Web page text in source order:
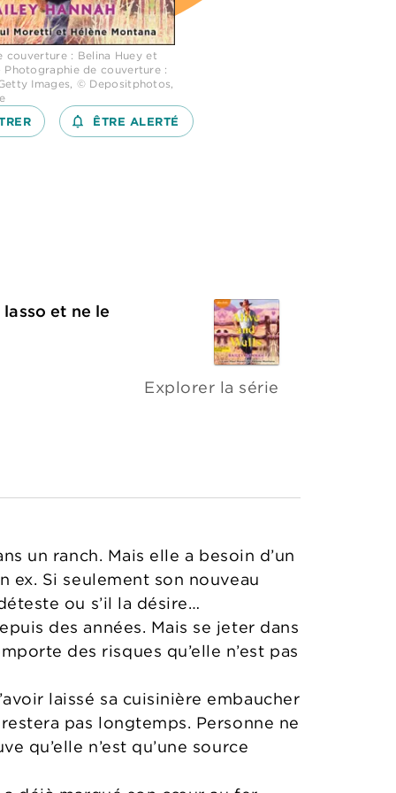
couverture : Belina Huey et
Photographie de couverture :
Images, © Depositphotos,
notifications_none_outlined
ÊTRE ALERTÉ
et ne le
Explorer la série
un ranch. Mais elle a besoin d’un
Si seulement son nouveau
ou s’il la désire…
des années. Mais se jeter dans
des risques qu’elle n’est pas
laissé sa cuisinière embaucher
pas longtemps. Personne ne
qu’elle n’est qu’une source